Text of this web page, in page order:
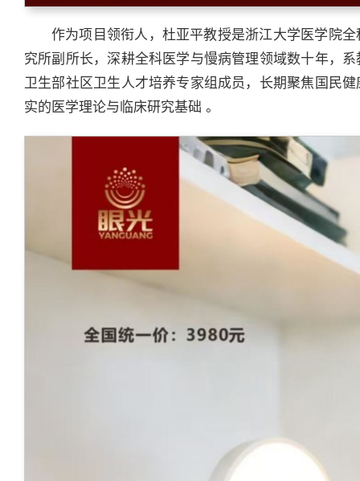
作为项目领衔人，杜亚平教授是浙江大学医学院
究所副所长，深耕全科医学与慢病管理领域数十年，
卫生部社区卫生人才培养专家组成员，长期聚焦国民
实的医学理论与临床研究基础 。